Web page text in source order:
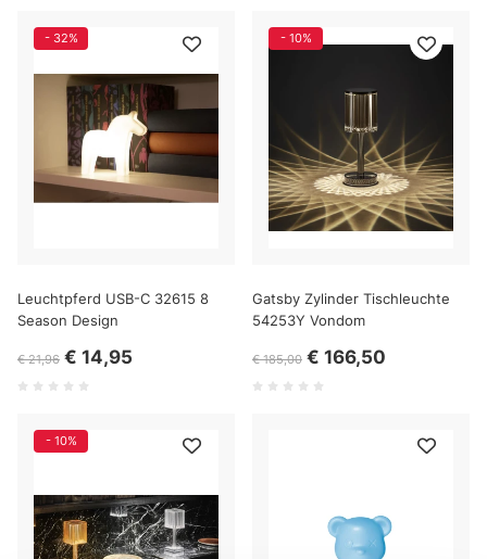
- 32%
Leuchtpferd USB-C 32615 8
Season Design
€ 21,96 € 14,95
- 10%
Gatsby Zylinder Tischleuchte
54253Y Vondom
€ 185,00 € 166,50
- 10%